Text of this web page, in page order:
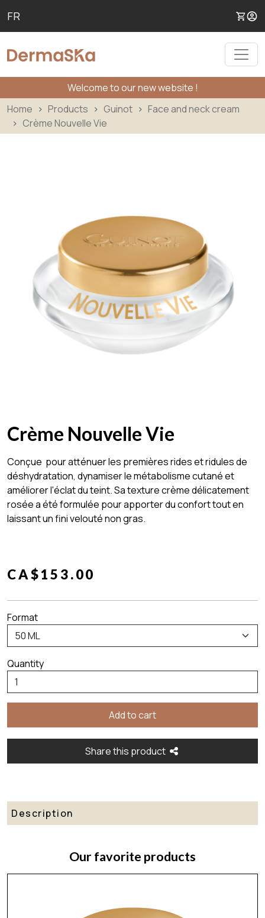
FR
Welcome to our new website !
Home
Products Guinot
Face and neck cream
Crème Nouvelle Vie
Crème Nouvelle Vie
Conçue pour atténuer les premières rides et ridules de
déshydratation, dynamiser le métabolisme cutané et
améliorer l'éclat du teint. Sa texture crème délicatement
rosée a été formulée pour apporter du confort tout en
laissant un fini velouté non gras.
CA$153.00
Format
Quantity
Share this product
Description
Our favorite products